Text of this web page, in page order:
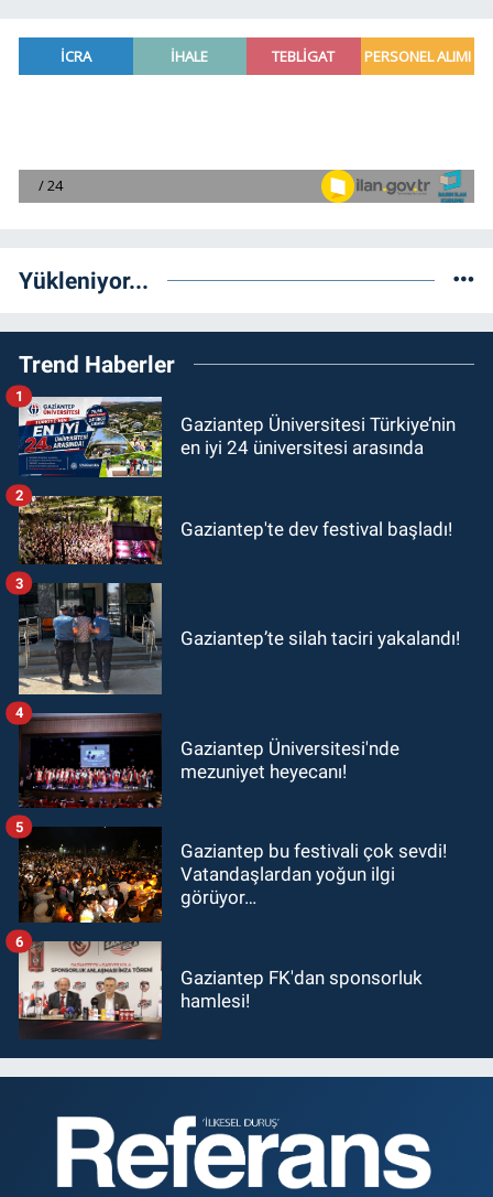
Yükleniyor...
Trend Haberler
Gaziantep Üniversitesi Türkiye’nin
en iyi 24 üniversitesi arasında
1
Gaziantep'te dev festival başladı!
2
Gaziantep’te silah taciri yakalandı!
3
Gaziantep Üniversitesi'nde
mezuniyet heyecanı!
4
Gaziantep bu festivali çok sevdi!
Vatandaşlardan yoğun ilgi
görüyor…
5
Gaziantep FK'dan sponsorluk
hamlesi!
6